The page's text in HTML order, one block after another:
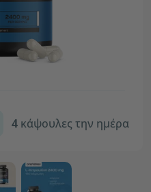
4κάψουλες την ημέρα